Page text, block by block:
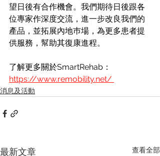
望日後有合作機會。我們期待日後跟各
位專家作深度交流，進一步改良我們的
產品，並拓展內地巿場，為更多患者提
供服務，幫助其復康進程。
了解更多關於SmartRehab：
https://www.remobility.net/
消息及活動
最新文章 查看全部